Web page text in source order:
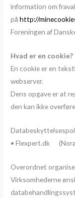
information om
påhttp://
Foreningen af
Hvad er en cookie?
En cookie er en
webserver.
Dens opgave er at
den kan ikke
• Flexpert.dk
Overordnet
Virksomhederne